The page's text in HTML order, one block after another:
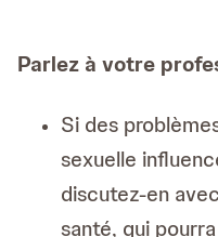
Parlez à votre
Si des
sexuelle
discutez-en
santé, qui